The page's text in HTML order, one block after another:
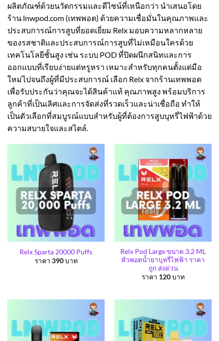
ผลิตภัณฑ์ด้วยนวัตกรรมและดีไซน์ที่เหนือกว่า นำเสนอโดย
ร้าน lnwpod.com (เทพพอต) ด้วยความเชื่อมั่นในคุณภาพและ
ประสบการณ์การสูบที่ยอดเยี่ยม Relx มอบความหลากหลาย
ของรสชาติและประสบการณ์การสูบที่ไม่เหมือนใครด้วย
เทคโนโลยีชั้นสูง เช่น ระบบ POD ที่ปิดผนึกสนิทและการ
ออกแบบที่เรียบง่ายแต่หรูหรา เหมาะสำหรับทุกคนตั้งแต่มือ
ใหม่ไปจนถึงผู้ที่มีประสบการณ์ เลือก Relx จากร้านเทพพอต
เพื่อรับประกันว่าคุณจะได้สินค้าแท้ คุณภาพสูง พร้อมบริการ
ลูกค้าที่เป็นเลิศและการจัดส่งที่รวดเร็วและน่าเชื่อถือ ทำให้
เป็นตัวเลือกที่สมบูรณ์แบบสำหรับผู้ที่ต้องการสูบบุหรี่ไฟฟ้าด้วย
ความสบายใจและสไตล์.
Relx Sparta 20000 Puffs
ราคา 390บาท
Relx Pod Large ขนาด 3.2 ML
หัวพอตน้ำยาบุหรี่ไฟฟ้า ราคา
ถูก ส่งด่วน
ราคา 120บาท